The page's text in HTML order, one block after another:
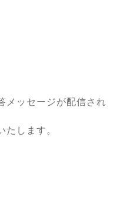
メッセージが配信され
たします。